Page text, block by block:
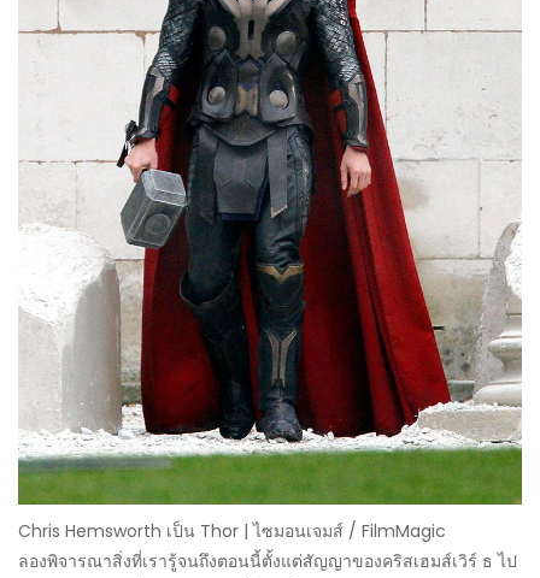
Chris Hemsworth เป็น Thor | ไซมอนเจมส์ / FilmMagic
ลองพิจารณาสิ่งที่เรารู้จนถึงตอนนี้ตั้งแต่สัญญาของคริสเฮมส์เวิร์ ธ ไป